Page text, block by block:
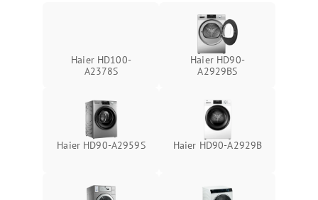
Haier HD100-
A2378S
Haier HD90-
A2929BS
Haier HD90-A2959S Haier HD90-A2929B